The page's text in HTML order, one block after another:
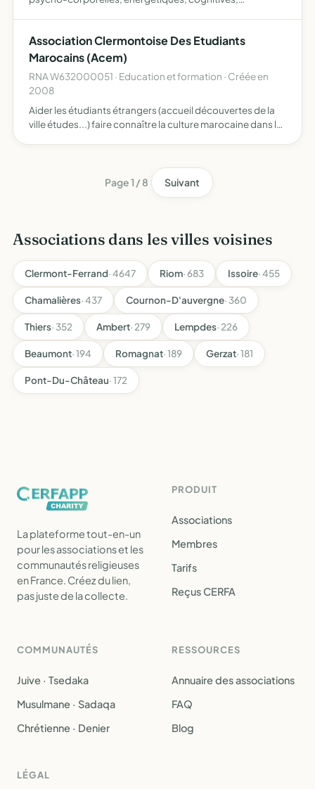
Association Clermontoise Des Etudiants
Marocains (Acem)
RNA W632000051 · Education et formation · Créée en
2008
Aider les étudiants étrangers (accueil découvertes de la
ville études...) faire connaître la culture marocaine dans le
Page 1 / 8 Suivant
Associations dans les villes voisines
Clermont-Ferrand· 4647 Riom· 683 Issoire· 455
Chamalières· 437 Cournon-D'auvergne· 360
Thiers· 352 Ambert· 279 Lempdes· 226
Beaumont· 194 Romagnat· 189 Gerzat· 181
Pont-Du-Château· 172
La plateforme tout-en-un
pour les associations et les
communautés religieuses
en France. Créez du lien,
pas juste de la collecte.
PRODUIT
Associations
Membres
Tarifs
Reçus CERFA
COMMUNAUTÉS
Juive · Tsedaka
Musulmane · Sadaqa
Chrétienne · Denier
RESSOURCES
Annuaire des associations
FAQ
Blog
LÉGAL